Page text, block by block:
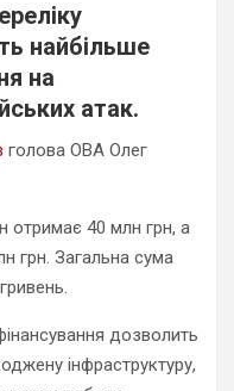
найбільше
на
атак.
голова ОВА Олег
отримає 40 млн грн, а
грн. Загальна сума
дозволить
інфраструктуру,